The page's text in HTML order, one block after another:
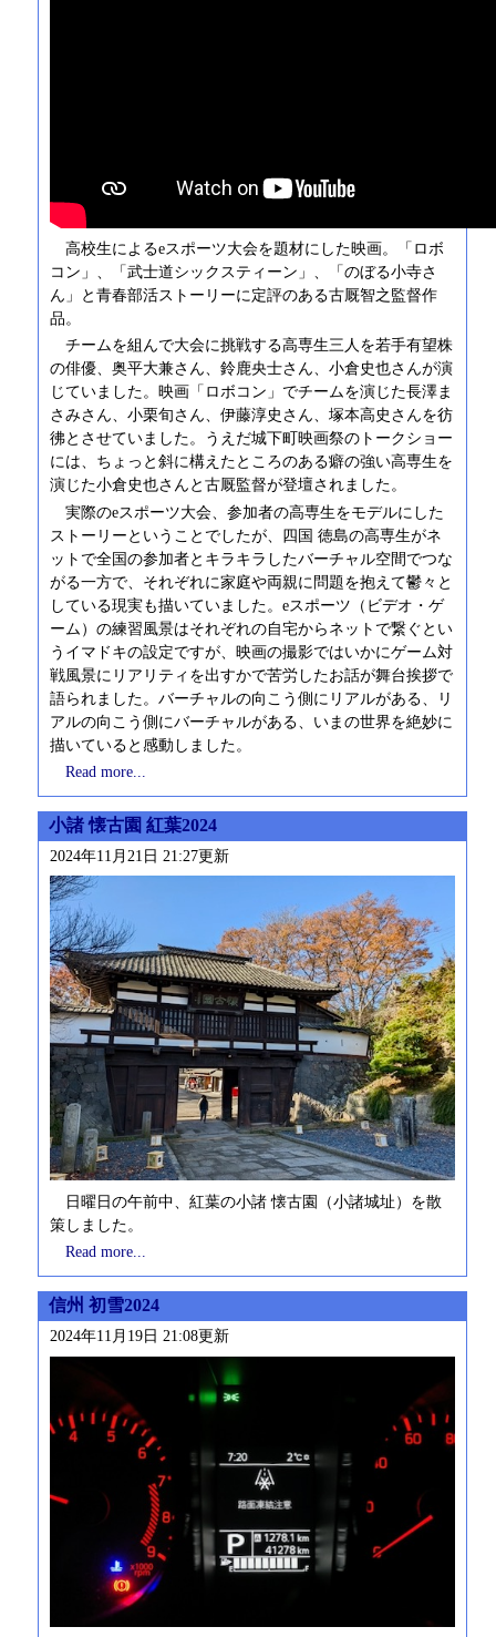
高校生によるeスポーツ大会を題材にした映画。「ロボ
コン」、「武士道シックスティーン」、「のぼる小寺さ
ん」と青春部活ストーリーに定評のある古厩智之監督作
品。
チームを組んで大会に挑戦する高専生三人を若手有望株
の俳優、奥平大兼さん、鈴鹿央士さん、小倉史也さんが演
じていました。映画「ロボコン」でチームを演じた長澤ま
さみさん、小栗旬さん、伊藤淳史さん、塚本高史さんを彷
彿とさせていました。うえだ城下町映画祭のトークショー
には、ちょっと斜に構えたところのある癖の強い高専生を
演じた小倉史也さんと古厩監督が登壇されました。
実際のeスポーツ大会、参加者の高専生をモデルにした
ストーリーということでしたが、四国 徳島の高専生がネ
ットで全国の参加者とキラキラしたバーチャル空間でつな
がる一方で、それぞれに家庭や両親に問題を抱えて鬱々と
している現実も描いていました。eスポーツ（ビデオ・ゲ
ーム）の練習風景はそれぞれの自宅からネットで繋ぐとい
うイマドキの設定ですが、映画の撮影ではいかにゲーム対
戦風景にリアリティを出すかで苦労したお話が舞台挨拶で
語られました。バーチャルの向こう側にリアルがある、リ
アルの向こう側にバーチャルがある、いまの世界を絶妙に
描いていると感動しました。
Read more...
小諸 懐古園 紅葉2024
2024年11月21日 21:27更新
日曜日の午前中、紅葉の小諸 懐古園（小諸城址）を散
策しました。
Read more...
信州 初雪2024
2024年11月19日 21:08更新